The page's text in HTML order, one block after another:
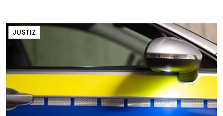
JUSTIZ